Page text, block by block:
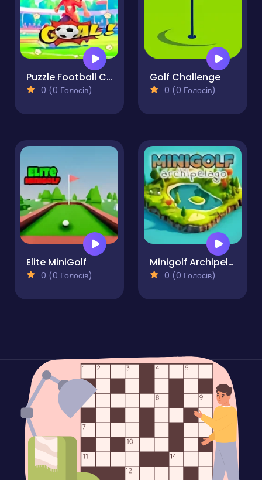
Puzzle Football Challenge
0 (0 Голосів)
Golf Challenge
0 (0 Голосів)
Elite MiniGolf
0 (0 Голосів)
Minigolf Archipelago
0 (0 Голосів)